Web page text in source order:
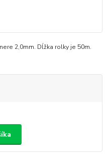
2,0mm. Dĺžka rolky je 50m.